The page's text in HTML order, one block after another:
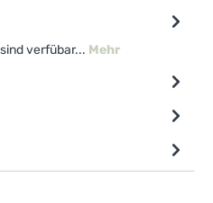
verfübar... Mehr